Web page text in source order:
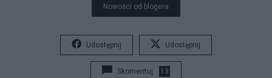
Nowości od blogera
Udostępnij Udostępnij
Skomentuj 13